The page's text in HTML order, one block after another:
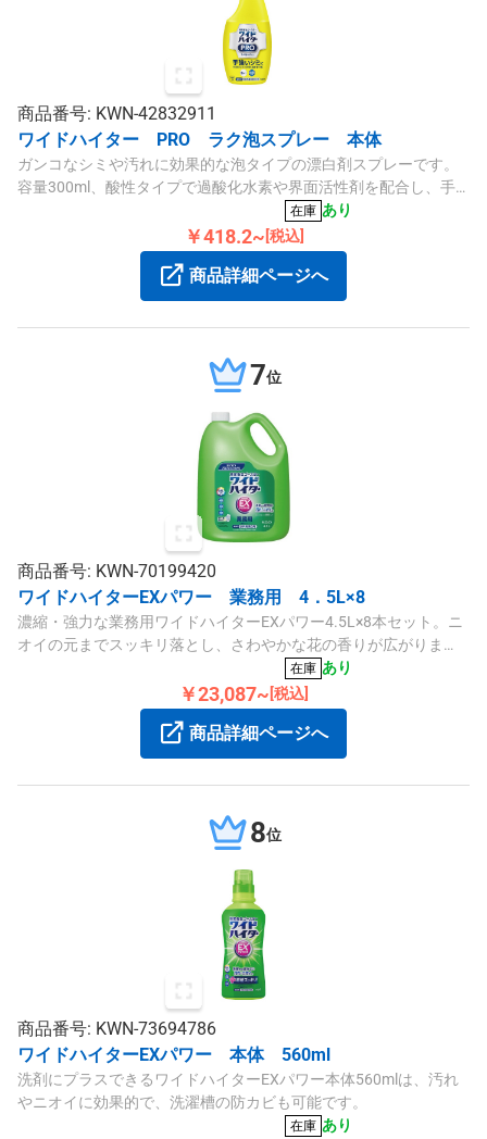
商品番号: KWN-42832911
ワイドハイター PRO ラク泡スプレー 本体
ガンコなシミや汚れに効果的な泡タイプの漂白剤スプレーです。
容量300ml、酸性タイプで過酸化水素や界面活性剤を配合し、手
在庫 あり
￥418.2~ [税込]
商品詳細ページへ
7位
商品番号: KWN-70199420
ワイドハイターEXパワー 業務用 4．5L×8
濃縮・強力な業務用ワイドハイターEXパワー4.5L×8本セット。ニ
オイの元までスッキリ落とし、さわやかな花の香りが広がりま
在庫 あり
￥23,087~ [税込]
商品詳細ページへ
8位
商品番号: KWN-73694786
ワイドハイターEXパワー 本体 560ml
洗剤にプラスできるワイドハイターEXパワー本体560mlは、汚れ
やニオイに効果的で、洗濯槽の防カビも可能です。
在庫 あり